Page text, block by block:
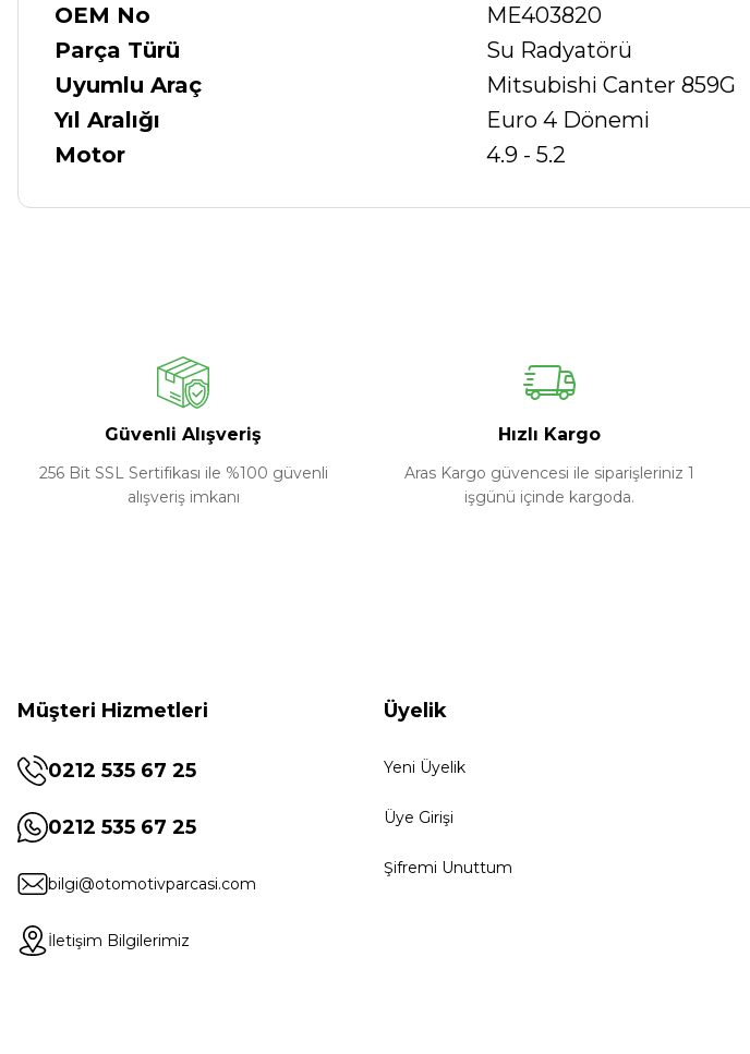
OEM No
ME403820
Parça Türü
Su Radyatörü
Uyumlu Araç
Mitsubishi Canter 859G
Yıl Aralığı
Euro 4 Dönemi
Motor
4.9 - 5.2
Güvenli Alışveriş
256 Bit SSL Sertifikası ile %100 güvenli
alışveriş imkanı
Hızlı Kargo
Aras Kargo güvencesi ile siparişleriniz 1
işgünü içinde kargoda.
Müşteri Hizmetleri
0212 535 67 25
0212 535 67 25
bilgi@otomotivparcasi.com
İletişim Bilgilerimiz
Üyelik
Yeni Üyelik
Üye Girişi
Şifremi Unuttum